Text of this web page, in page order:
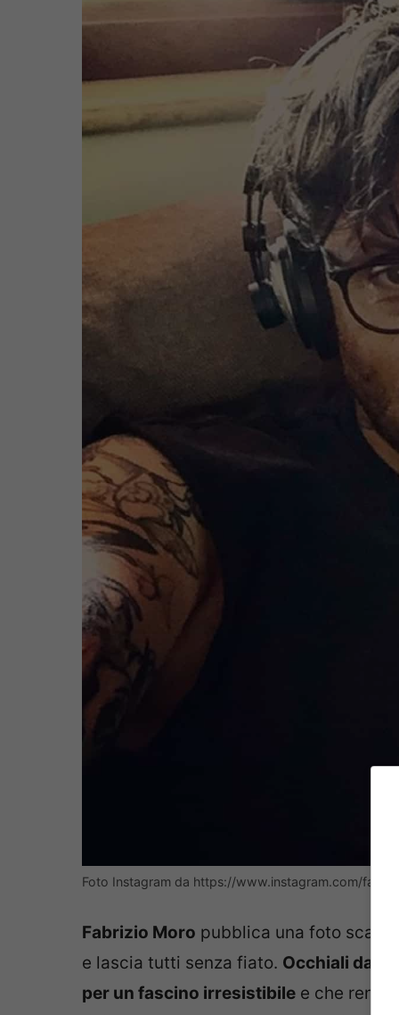
Foto Instagram da https://www.instagram.com/
Fabrizio Moro pubblica una foto
e lascia tutti senza fiato. Occhiali da
per un fascino irresistibile e che